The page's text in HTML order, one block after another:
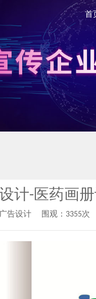
首
计-医药画册
告设计 围观：3355次